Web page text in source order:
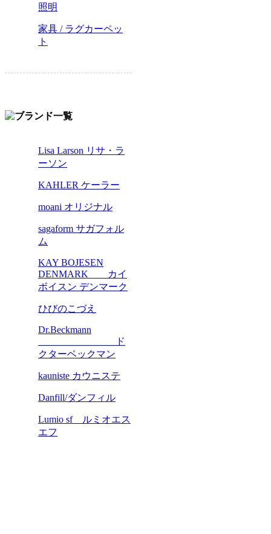
照明
家具 / ラグカーペッ
ト
Lisa Larson リサ・ラ
ーソン
KAHLER ケーラー
moani オリジナル
sagaform サガフォル
ム
KAY BOJESEN
DENMARK カイ
ボイスン デンマーク
ひびのこづえ
Dr.Beckmann
ド
クターベックマン
kauniste カウニステ
Danfill/ダンフィル
Lumio sf ルミオエス
エフ